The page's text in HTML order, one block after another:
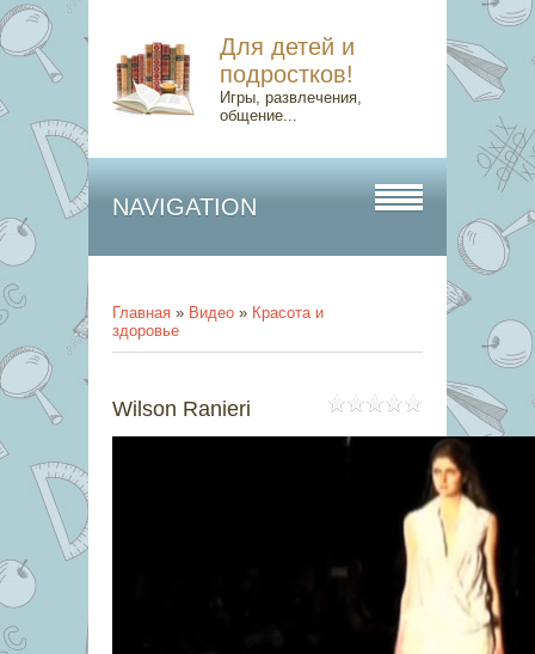
Для детей и
подростков!
Игры, развлечения,
общение...
NAVIGATION
Главная » Видео » Красота и
здоровье
Wilson Ranieri